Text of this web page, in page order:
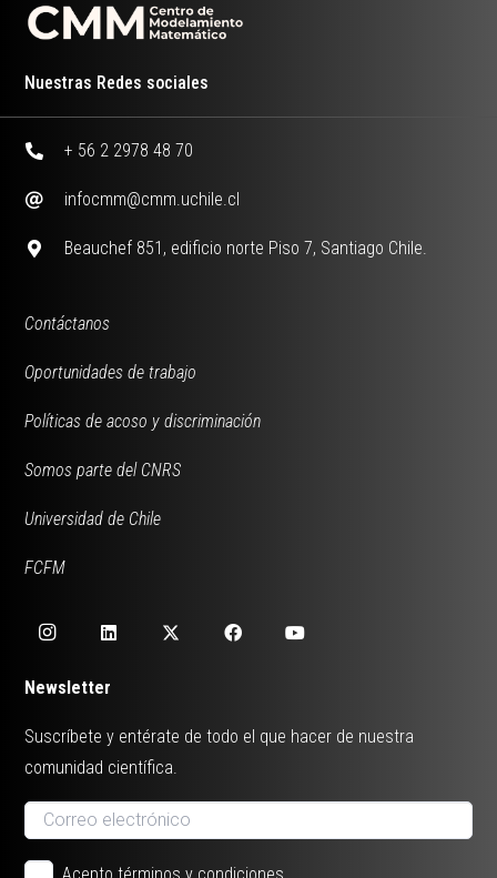
Nuestras Redes sociales
+ 56 2 2978 48 70
infocmm@cmm.uchile.cl
Beauchef 851, edificio norte Piso 7, Santiago Chile.
Contáctanos
Oportunidades de trabajo
Políticas de acoso y discriminación
Somos parte del CNRS
Universidad de Chile
FCFM
Newsletter
Suscríbete y entérate de todo el que hacer de nuestra
comunidad científica.